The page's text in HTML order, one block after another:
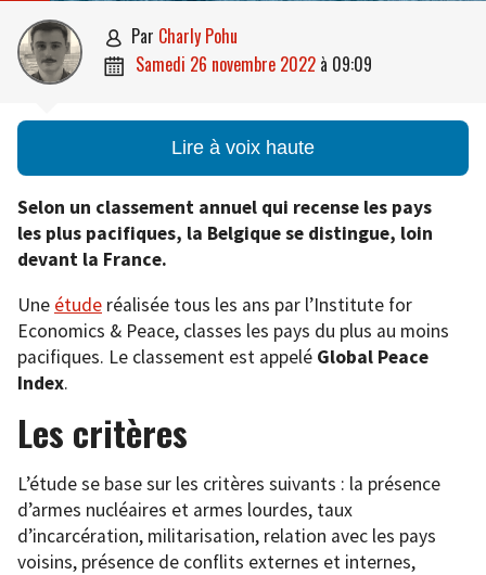
 par Charly Pohu
 samedi 26 novembre 2022 à 09:09
Lire à voix haute
Selon un classement annuel qui recense les pays
les plus pacifiques, la Belgique se distingue, loin
devant la France.
Une étude réalisée tous les ans par l’Institute for
Economics & Peace, classes les pays du plus au moins
pacifiques. Le classement est appelé Global Peace
Index.
Les critères
L’étude se base sur les critères suivants : la présence
d’armes nucléaires et armes lourdes, taux
d’incarcération, militarisation, relation avec les pays
voisins, présence de conflits externes et internes,